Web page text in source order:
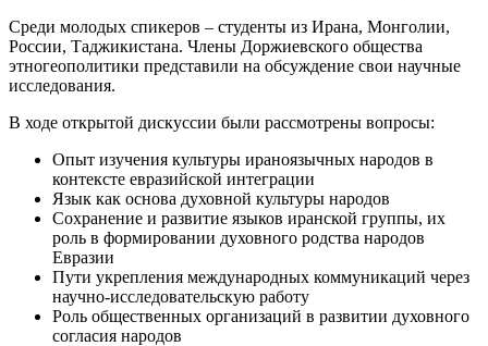
Среди молодых спикеров – студенты из Ирана, Монголии,
России, Таджикистана. Члены Доржиевского общества
этногеополитики представили на обсуждение свои научные
исследования.
В ходе открытой дискуссии были рассмотрены вопросы:
Опыт изучения культуры ираноязычных народов в
контексте евразийской интеграции
Язык как основа духовной культуры народов
Сохранение и развитие языков иранской группы, их
роль в формировании духовного родства народов
Евразии
Пути укрепления международных коммуникаций через
научно-исследовательскую работу
Роль общественных организаций в развитии духовного
согласия народов